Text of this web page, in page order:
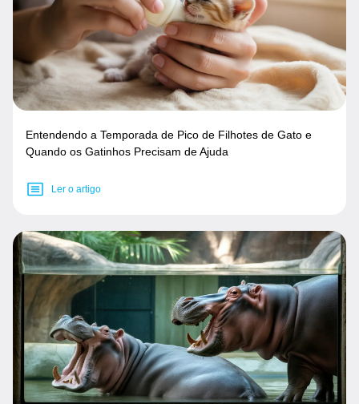
Entendendo a Temporada de Pico de Filhotes de Gato e
Quando os Gatinhos Precisam de Ajuda
Ler o artigo